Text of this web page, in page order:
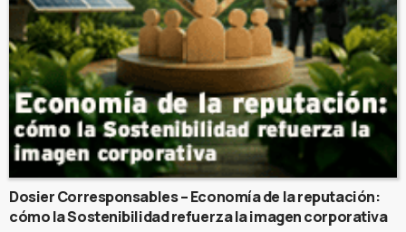
Dosier Corresponsables – Economía de la reputación:
cómo la Sostenibilidad refuerza la imagen corporativa